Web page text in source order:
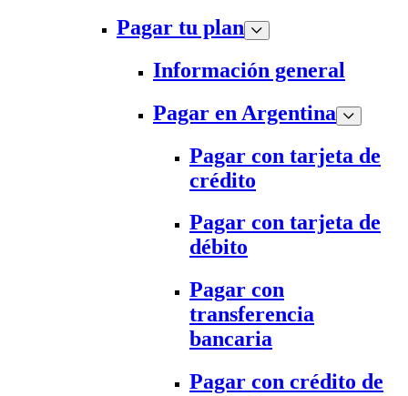
Pagar tu plan
Información general
Pagar en Argentina
Pagar con tarjeta de
crédito
Pagar con tarjeta de
débito
Pagar con
transferencia
bancaria
Pagar con crédito de